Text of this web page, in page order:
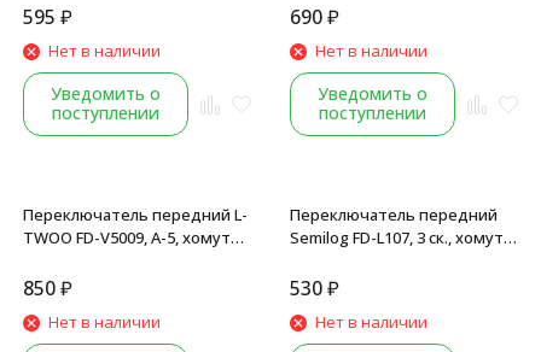
тяга, хомут 28.6/31.8 мм, 48T
595 ₽
Нет в наличии
Уведомить о
поступлении
универсал. тяга, рамка
690₽
Нет в наличии
Уведомить о
поступлении
Переключатель передний L-
TWOO FD-V5009, A-5, хомут
универсальная тяга, рамка
850₽
Нет в наличии
Переключатель передний
Semilog FD-L107, 3 ск., хомут
универсальная тяга, Index
530₽
Нет в наличии